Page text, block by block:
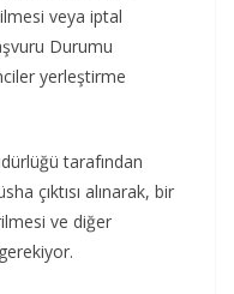
veya iptal
Durumu
yerleştirme
tarafından
çıktısı alınarak, bir
ve diğer